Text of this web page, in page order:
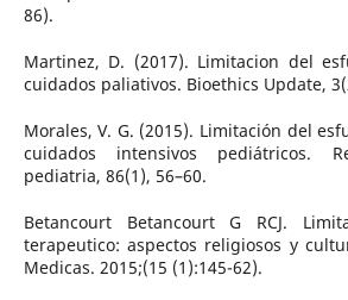
86).
Martinez, D. (2017). Limitacion del
cuidados paliativos. Bioethics Update,
Morales, V. G. (2015). Limitación del
cuidados intensivos pediátricos.
pediatria, 86(1), 56–60.
Betancourt Betancourt G RCJ.
terapeutico: aspectos religiosos y
Medicas. 2015;(15 (1):145-62).